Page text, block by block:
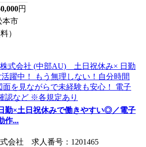
円
本市
）
勤×土日祝休みで働きやすい◎／電子
作...
会社 求人番号：1201465